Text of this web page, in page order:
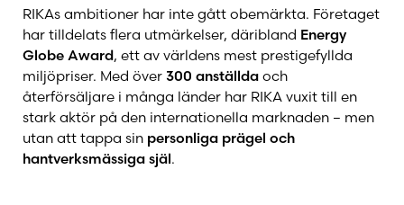
Planika
Premodul
Rais
RIKAs ambitioner har inte gått obemärkta. Företaget
har tilldelats flera utmärkelser, däribland Energy
Globe Award, ett av världens mest prestigefyllda
miljöpriser. Med över 300 anställda och
återförsäljare i många länder har RIKA vuxit till en
stark aktör på den internationella marknaden – men
utan att tappa sin personliga prägel och
hantverksmässiga själ.